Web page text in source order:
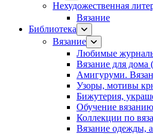
Нехудожественная
Вязание
Библиотека
Вязание
Любимые
Вязание для
Амигуруми.
Узоры, мотивы
Бижутерия,
Обучение
Коллекции по
Вязание одежды,